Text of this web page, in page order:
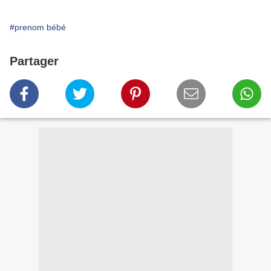
#prenom bébé
Partager